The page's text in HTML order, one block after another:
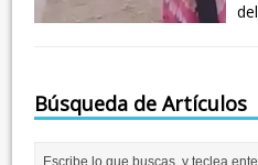
Búsqueda de Artículos